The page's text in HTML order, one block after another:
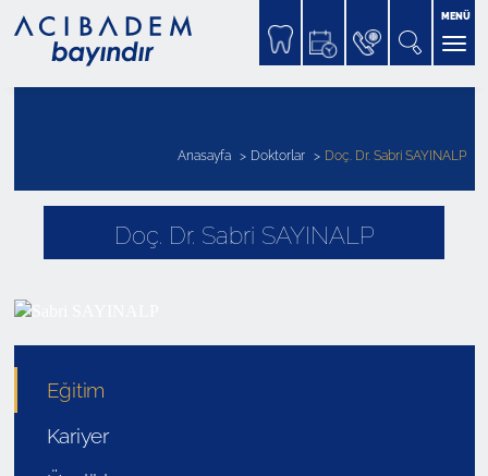
MENÜ
Doç. Dr. Sabri SAYINALP
Anasayfa Doktorlar Doç. Dr. Sabri SAYINALP
Eğitim
Kariyer